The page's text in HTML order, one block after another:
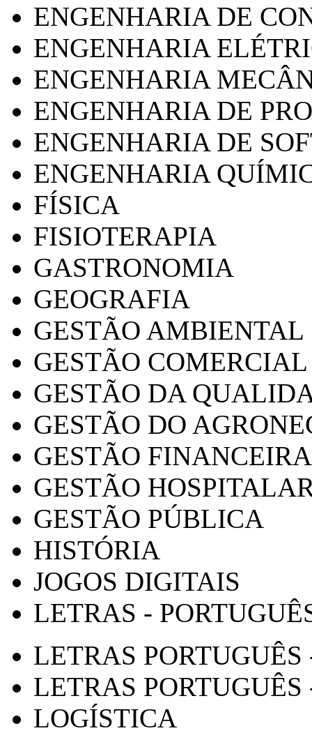
ENGENHARIA DE
ENGENHARIA
ENGENHARIA
ENGENHARIA DE
ENGENHARIA DE
ENGENHARIA
FÍSICA
FISIOTERAPIA
GASTRONOMIA
GEOGRAFIA
GESTÃO AMBIENTAL
GESTÃO COMERCIAL
GESTÃO DA
GESTÃO DO
GESTÃO FINANCEIRA
GESTÃO
GESTÃO PÚBLICA
HISTÓRIA
JOGOS DIGITAIS
LETRAS -
LETRAS
LETRAS PORTUGUÊS
LOGÍSTICA